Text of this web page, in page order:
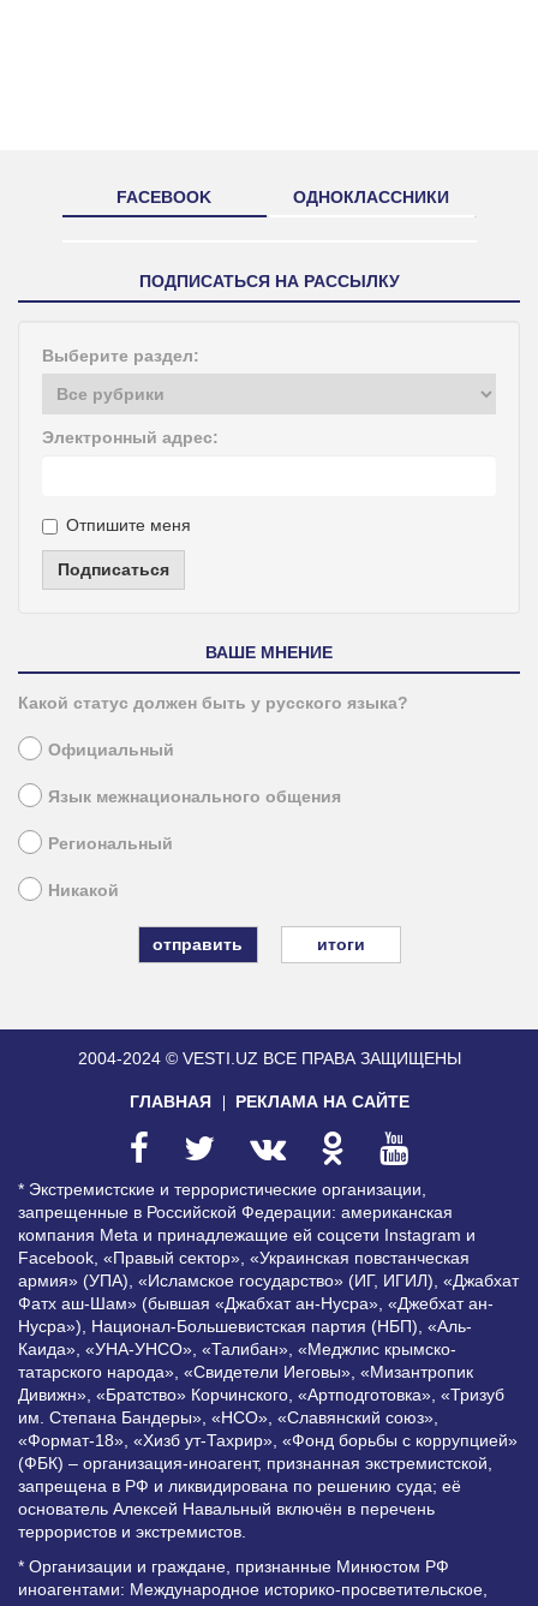
FACEBOOK ОДНОКЛАССНИКИ
ПОДПИСАТЬСЯ НА РАССЫЛКУ
Выберите раздел:
Электронный адрес:
Отпишите меня
Подписаться
ВАШЕ МНЕНИЕ
Какой статус должен быть у русского языка?
Официальный
Язык межнационального общения
Региональный
Никакой
итоги
2004-2024 © VESTI.UZ ВСЕ ПРАВА ЗАЩИЩЕНЫ
ГЛАВНАЯ РЕКЛАМА НА САЙТЕ
* Экстремистские и террористические организации,
запрещенные в Российской Федерации: американская
компания Meta и принадлежащие ей соцсети Instagram и
Facebook, «Правый сектор», «Украинская повстанческая
армия» (УПА), «Исламское государство» (ИГ, ИГИЛ), «Джабхат
Фатх аш-Шам» (бывшая «Джабхат ан-Нусра», «Джебхат ан-
Нусра»), Национал-Большевистская партия (НБП), «Аль-
Каида», «УНА-УНСО», «Талибан», «Меджлис крымско-
татарского народа», «Свидетели Иеговы», «Мизантропик
Дивижн», «Братство» Корчинского, «Артподготовка», «Тризуб
им. Степана Бандеры», «НСО», «Славянский союз»,
«Формат-18», «Хизб ут-Тахрир», «Фонд борьбы с коррупцией»
(ФБК) – организация-иноагент, признанная экстремистской,
запрещена в РФ и ликвидирована по решению суда; её
основатель Алексей Навальный включён в перечень
террористов и экстремистов.
* Организации и граждане, признанные Минюстом РФ
иноагентами: Международное историко-просветительское,